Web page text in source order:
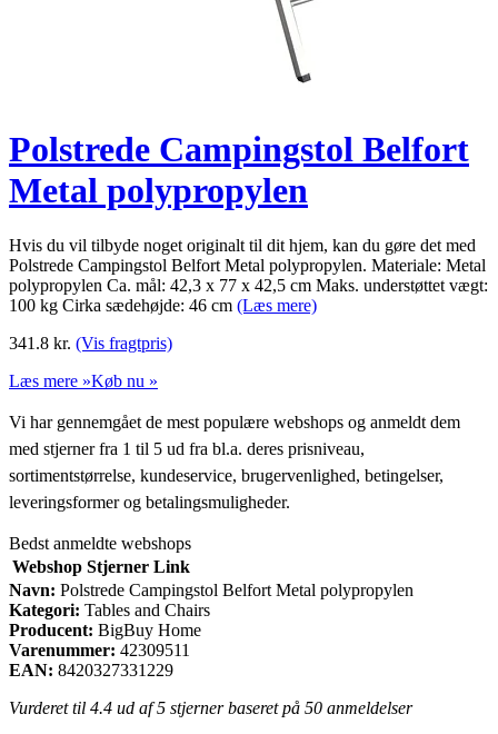
Polstrede Campingstol Belfort
Metal polypropylen
Hvis du vil tilbyde noget originalt til dit hjem, kan du gøre det med
Polstrede Campingstol Belfort Metal polypropylen. Materiale: Metal
polypropylen Ca. mål: 42,3 x 77 x 42,5 cm Maks. understøttet vægt:
100 kg Cirka sædehøjde: 46 cm (Læs mere)
341.8 kr. (Vis fragtpris)
Læs mere »Køb nu »
Vi har gennemgået de mest populære webshops og anmeldt dem
med stjerner fra 1 til 5 ud fra bl.a. deres prisniveau,
sortimentstørrelse, kundeservice, brugervenlighed, betingelser,
leveringsformer og betalingsmuligheder.
Bedst anmeldte webshops
Webshop Stjerner Link
Navn: Polstrede Campingstol Belfort Metal polypropylen
Kategori: Tables and Chairs
Producent: BigBuy Home
Varenummer: 42309511
EAN: 8420327331229
Vurderet til 4.4 ud af 5 stjerner baseret på 50 anmeldelser